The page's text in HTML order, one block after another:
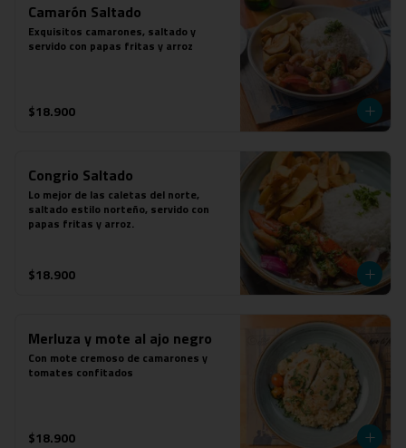
Camarón Saltado
Exquisitos camarones, saltado y
servido con papas fritas y arroz
$18.900
Congrio Saltado
Lo mejor de las caletas del norte,
saltado estilo norteño, servido con
papas fritas y arroz.
$18.900
Merluza y mote al ajo negro
Con mote cremoso de camarones y
tomates confitados
$18.900